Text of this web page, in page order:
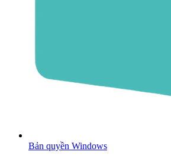
Bản quyền Windows